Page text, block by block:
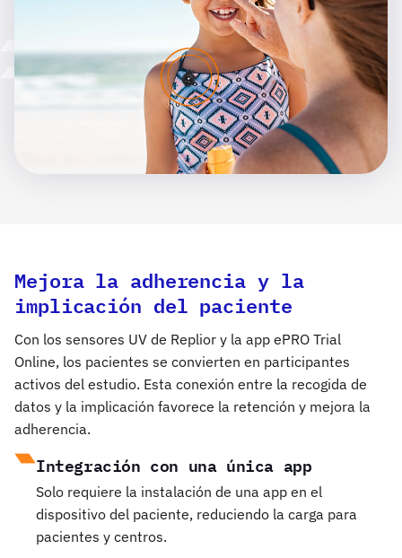
Mejora la adherencia y la
implicación del paciente
Con los sensores UV de Replior y la app ePRO Trial
Online, los pacientes se convierten en participantes
activos del estudio. Esta conexión entre la recogida de
datos y la implicación favorece la retención y mejora la
adherencia.
Integración con una única app
Solo requiere la instalación de una app en el
dispositivo del paciente, reduciendo la carga para
pacientes y centros.